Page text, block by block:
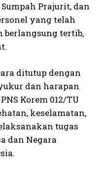
Prajurit, dan
yang telah
berlangsung tertib,
ditutup dengan
dan harapan
Korem 012/TU
keselamatan,
tugas
dan Negara